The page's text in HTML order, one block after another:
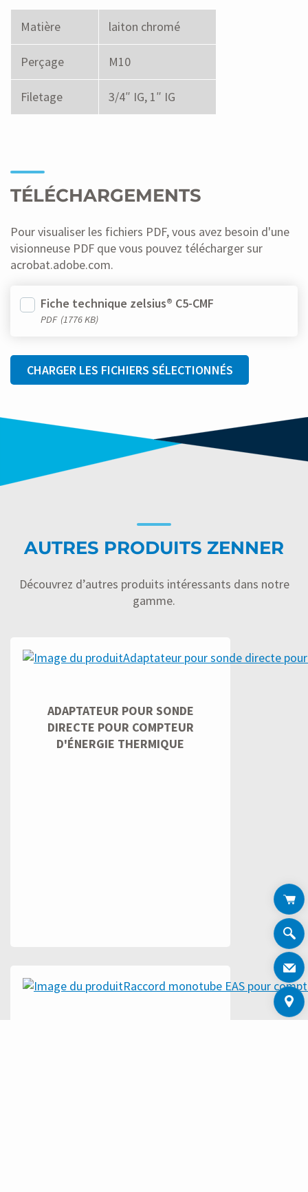
Matière laiton chromé
Perçage M10
Filetage 3/4″ IG, 1″ IG
TÉLÉCHARGEMENTS
Pour visualiser les fichiers PDF, vous avez besoin d'une
visionneuse PDF que vous pouvez télécharger sur
acrobat.adobe.com.
Fiche technique zelsius® C5-CMF
PDF (1776 KB)
CHARGER LES FICHIERS SÉLECTIONNÉS
AUTRES PRODUITS ZENNER
Découvrez d’autres produits intéressants dans notre
gamme.
ADAPTATEUR POUR SONDE
DIRECTE POUR COMPTEUR
D'ÉNERGIE THERMIQUE